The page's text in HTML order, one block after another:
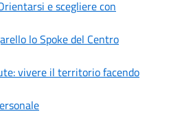
e scegliere con
lo Spoke del Centro
vivere il territorio facendo